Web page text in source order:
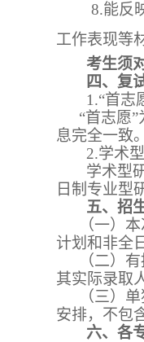
8.能反
工作表现等
考生须
四、复
1.“首志
“首志愿
息完全一致
2.学术
学术型
日制专业型
五、招
（一）
计划和非全
（二）
其实际录取
（三）
安排，不包
六、各